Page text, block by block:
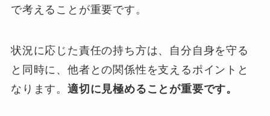
で考えることが重要です。
状況に応じた責任の持ち方は、自分自身を守る
と同時に、他者との関係性を支えるポイントと
なります。 適切に見極めることが重要です。